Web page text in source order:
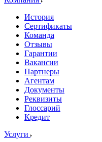
История
Сертификаты
Команда
Отзывы
Гарантии
Вакансии
Партнеры
Агентам
Документы
Реквизиты
Глоссарий
Кредит
Услуги